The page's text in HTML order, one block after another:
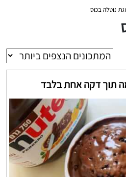
נוטלה בכוס
תוך דקה אחת בלבד